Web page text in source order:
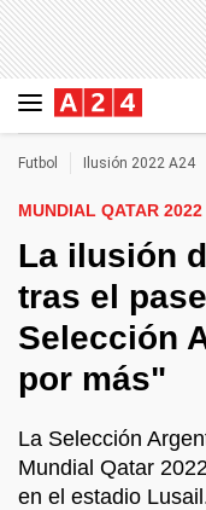
Futbol Ilusión 2022 A24
MUNDIAL QATAR 2022
La ilusión
tras el
Selección
por más"
La Selección
Mundial Qatar
en el estadio